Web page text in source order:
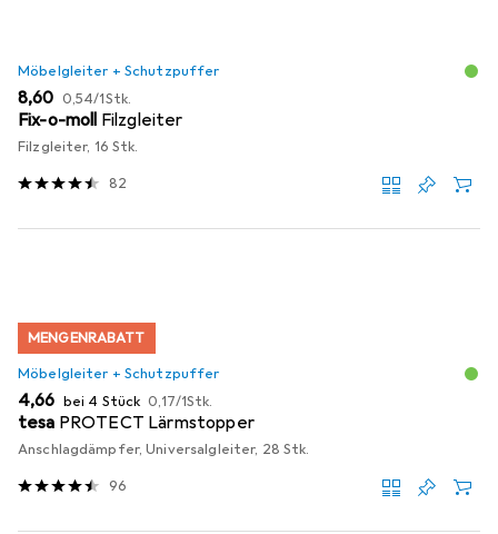
Möbelgleiter + Schutzpuffer
EUR
8,60 EUR
0,54/1Stk.
Fix-o-moll Filzgleiter
Filzgleiter, 16 Stk.
82
MENGENRABATT
Möbelgleiter + Schutzpuffer
EUR
4,66 bei 4 Stück EUR
0,17/1Stk.
tesa PROTECT Lärmstopper
Anschlagdämpfer, Universalgleiter, 28 Stk.
96